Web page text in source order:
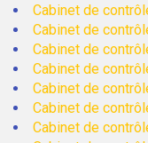
Cabinet de
Cabinet de
Cabinet de
Cabinet de
Cabinet de
Cabinet de
Cabinet de